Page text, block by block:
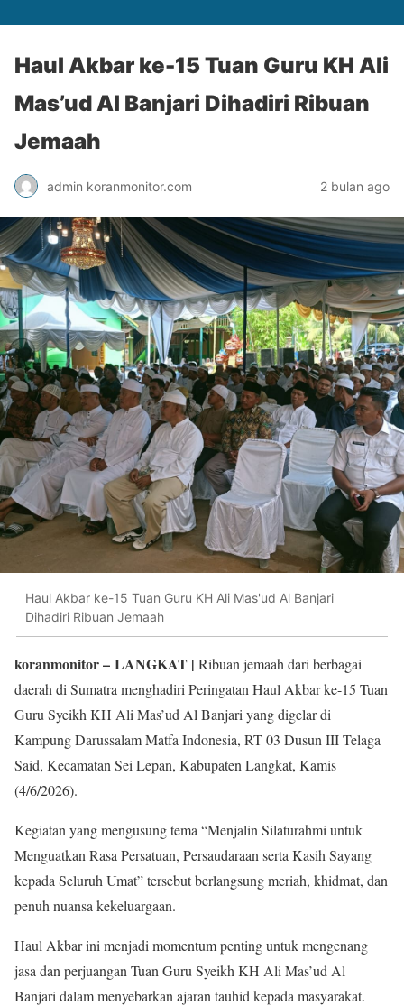
Haul Akbar ke-15 Tuan Guru KH Ali
Mas’ud Al Banjari Dihadiri Ribuan
Jemaah
admin koranmonitor.com 2 bulan ago
Haul Akbar ke-15 Tuan Guru KH Ali Mas'ud Al Banjari
Dihadiri Ribuan Jemaah
koranmonitor– LANGKAT | Ribuan jemaah dari berbagai
daerah di Sumatra menghadiri Peringatan Haul Akbar ke-15 Tuan
Guru Syeikh KH Ali Mas’ud Al Banjari yang digelar di
Kampung Darussalam Matfa Indonesia, RT 03 Dusun III Telaga
Said, Kecamatan Sei Lepan, Kabupaten Langkat, Kamis
(4/6/2026).
Kegiatan yang mengusung tema “Menjalin Silaturahmi untuk
Menguatkan Rasa Persatuan, Persaudaraan serta Kasih Sayang
kepada Seluruh Umat” tersebut berlangsung meriah, khidmat, dan
penuh nuansa kekeluargaan.
Haul Akbar ini menjadi momentum penting untuk mengenang
jasa dan perjuangan Tuan Guru Syeikh KH Ali Mas’ud Al
Banjari dalam menyebarkan ajaran tauhid kepada masyarakat.